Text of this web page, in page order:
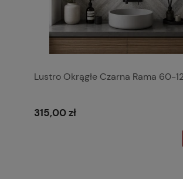
Lustro Okrągłe Czarna Rama 60-
315,00 zł